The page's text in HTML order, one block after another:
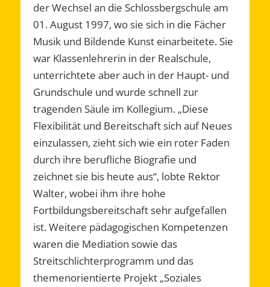
der Wechsel an die Schlossbergschule am
01. August 1997, wo sie sich in die Fächer
Musik und Bildende Kunst einarbeitete. Sie
war Klassenlehrerin in der Realschule,
unterrichtete aber auch in der Haupt- und
Grundschule und wurde schnell zur
tragenden Säule im Kollegium. „Diese
Flexibilität und Bereitschaft sich auf Neues
einzulassen, zieht sich wie ein roter Faden
durch ihre berufliche Biografie und
zeichnet sie bis heute aus“, lobte Rektor
Walter, wobei ihm ihre hohe
Fortbildungsbereitschaft sehr aufgefallen
ist. Weitere pädagogischen Kompetenzen
waren die Mediation sowie das
Streitschlichterprogramm und das
themenorientierte Projekt „Soziales